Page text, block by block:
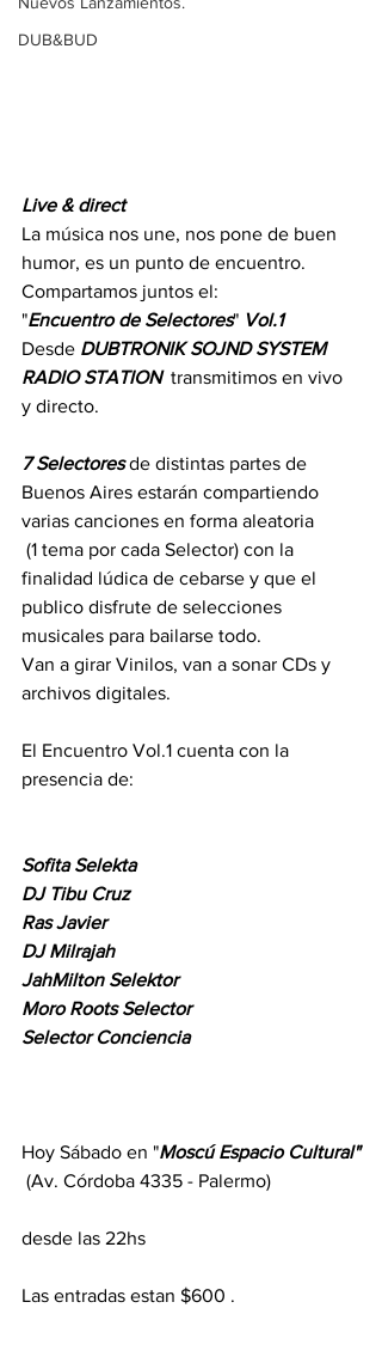
DUB&BUD
Live & direct
La música nos une, nos pone de buen
humor, es un punto de encuentro.
Compartamos juntos el:
"Encuentro de Selectores" Vol.1
Desde DUBTRONIK SOJND SYSTEM
RADIO STATION transmitimos en vivo
y directo.
7 Selectores de distintas partes de
Buenos Aires estarán compartiendo
varias canciones en forma aleatoria
finalidad lúdica de cebarse y que el
publico disfrute de selecciones
musicales para bailarse todo.
Van a girar Vinilos, van a sonar CDs y
archivos digitales.
El Encuentro Vol.1 cuenta con la
presencia de:
Sofita Selekta
DJ Tibu Cruz
Ras Javier
DJ Milrajah
JahMilton Selektor
Moro Roots Selector
Selector Conciencia
Hoy Sábado en "Moscú Espacio Cultural"
(Av. Córdoba 4335 - Palermo)
desde las 22hs
Las entradas estan $600 .